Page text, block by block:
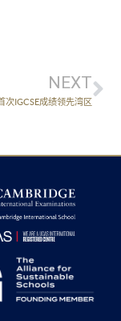
NEXT
次IGCSE成绩领先湾区